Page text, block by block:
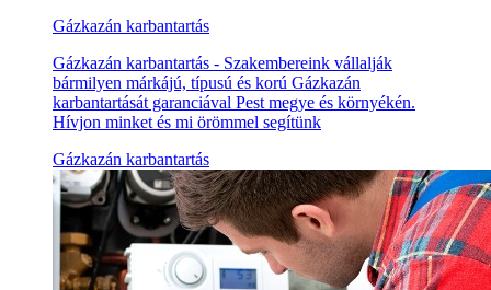
Gázkazán karbantartás
Gázkazán karbantartás - Szakembereink vállalják
bármilyen márkájú, típusú és korú Gázkazán
karbantartását garanciával Pest megye és környékén.
Hívjon minket és mi örömmel segítünk
Gázkazán karbantartás